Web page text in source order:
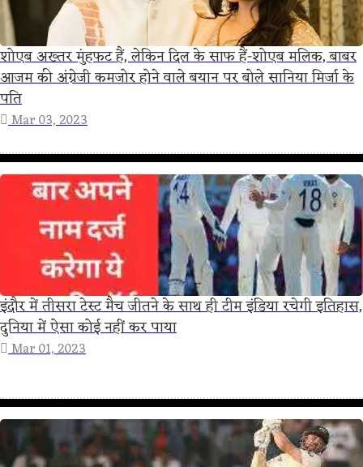
शोएब अख्तर मुंहफट हैं, लेकिन दिल के साफ हैं-शोएब मलिक, बाबर
आजम की अंग्रेजी कमजोर होने वाले बयान पर बोले सानिया मिर्जा के
पति
Mar 03, 2023
इंदौर में तीसरा टेस्ट मैच जीतने के साथ ही टीम इंडिया रचेगी इतिहास,
दुनिया में ऐसा कोई नहीं कर पाया
Mar 01, 2023